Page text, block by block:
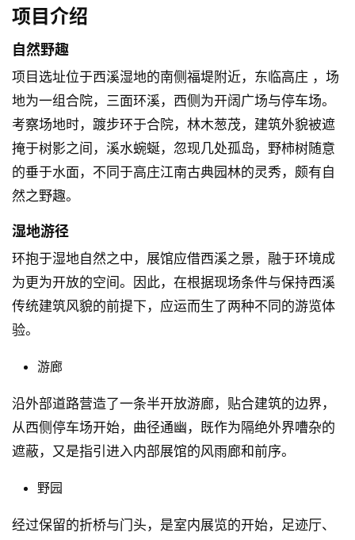
项目介绍
自然野趣
项目选址位于西溪湿地的南侧福堤附近，东临高庄 ，场
地为一组合院，三面环溪，西侧为开阔广场与停车场。
考察场地时，踱步环于合院，林木葱茂，建筑外貌被遮
掩于树影之间，溪水蜿蜒，忽现几处孤岛，野柿树随意
的垂于水面，不同于高庄江南古典园林的灵秀，颇有自
然之野趣。
湿地游径
环抱于湿地自然之中，展馆应借西溪之景，融于环境成
为更为开放的空间。因此，在根据现场条件与保持西溪
传统建筑风貌的前提下，应运而生了两种不同的游览体
验。
游廊
沿外部道路营造了一条半开放游廊，贴合建筑的边界，
从西侧停车场开始，曲径通幽，既作为隔绝外界嘈杂的
遮蔽，又是指引进入内部展馆的风雨廊和前序。
野园
经过保留的折桥与门头，是室内展览的开始，足迹厅、